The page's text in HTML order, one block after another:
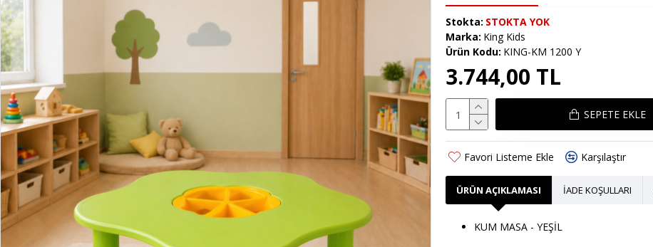
3.744,00 TL
Stokta: STOKTA YOK
Marka: King Kids
Ürün Kodu: KING-KM 1200 Y
SEPETE EKLE
Favori Listeme Ekle Karşılaştır
ÜRÜN AÇIKLAMASI İADE KOŞULLARI
KUM MASA - YEŞİL